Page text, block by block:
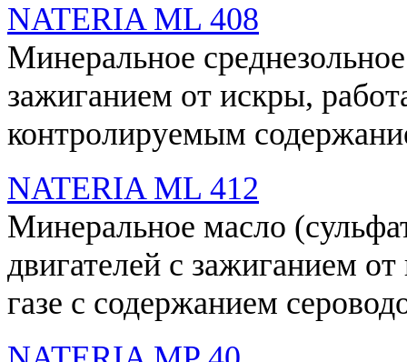
NATERIA ML 408
Минеральное
зажиганием от искры,
контролируемым
NATERIA ML 412
Минеральное масло
двигателей с зажиганием
газе с содержанием